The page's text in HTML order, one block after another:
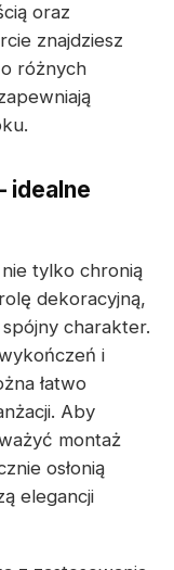
oraz
znajdziesz
różnych
idealne
nie tylko chronią
dekoracyjną,
charakter.
i
łatwo
Aby
montaż
osłonią
elegancji